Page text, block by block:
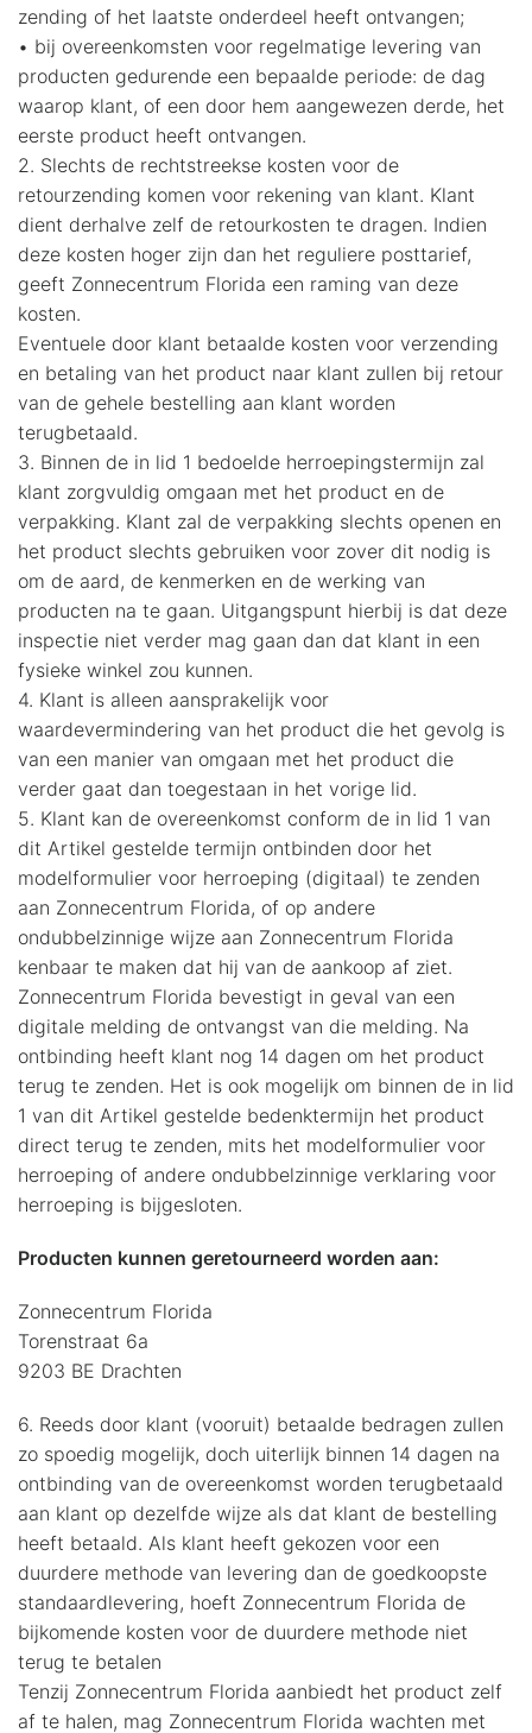
zending of het laatste onderdeel heeft ontvangen;
• bij overeenkomsten voor regelmatige levering van
producten gedurende een bepaalde periode: de dag
waarop klant, of een door hem aangewezen derde, het
eerste product heeft ontvangen.
2. Slechts de rechtstreekse kosten voor de
retourzending komen voor rekening van klant. Klant
dient derhalve zelf de retourkosten te dragen. Indien
deze kosten hoger zijn dan het reguliere posttarief,
geeft Zonnecentrum Florida een raming van deze
kosten.
Eventuele door klant betaalde kosten voor verzending
en betaling van het product naar klant zullen bij retour
van de gehele bestelling aan klant worden
terugbetaald.
3. Binnen de in lid 1 bedoelde herroepingstermijn zal
klant zorgvuldig omgaan met het product en de
verpakking. Klant zal de verpakking slechts openen en
het product slechts gebruiken voor zover dit nodig is
om de aard, de kenmerken en de werking van
producten na te gaan. Uitgangspunt hierbij is dat deze
inspectie niet verder mag gaan dan dat klant in een
fysieke winkel zou kunnen.
4. Klant is alleen aansprakelijk voor
waardevermindering van het product die het gevolg is
van een manier van omgaan met het product die
verder gaat dan toegestaan in het vorige lid.
5. Klant kan de overeenkomst conform de in lid 1 van
dit Artikel gestelde termijn ontbinden door het
modelformulier voor herroeping (digitaal) te zenden
aan Zonnecentrum Florida, of op andere
ondubbelzinnige wijze aan Zonnecentrum Florida
kenbaar te maken dat hij van de aankoop af ziet.
Zonnecentrum Florida bevestigt in geval van een
digitale melding de ontvangst van die melding. Na
ontbinding heeft klant nog 14 dagen om het product
terug te zenden. Het is ook mogelijk om binnen de in lid
1 van dit Artikel gestelde bedenktermijn het product
direct terug te zenden, mits het modelformulier voor
herroeping of andere ondubbelzinnige verklaring voor
herroeping is bijgesloten.
Producten kunnen geretourneerd worden aan:
Zonnecentrum Florida
Torenstraat 6a
9203 BE Drachten
6. Reeds door klant (vooruit) betaalde bedragen zullen
zo spoedig mogelijk, doch uiterlijk binnen 14 dagen na
ontbinding van de overeenkomst worden terugbetaald
aan klant op dezelfde wijze als dat klant de bestelling
heeft betaald. Als klant heeft gekozen voor een
duurdere methode van levering dan de goedkoopste
standaardlevering, hoeft Zonnecentrum Florida de
bijkomende kosten voor de duurdere methode niet
terug te betalen
Tenzij Zonnecentrum Florida aanbiedt het product zelf
af te halen, mag Zonnecentrum Florida wachten met